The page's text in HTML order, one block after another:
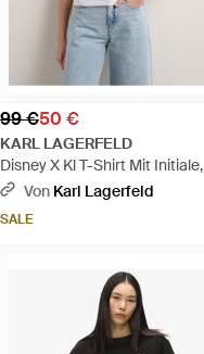
99 €50 €
KARL LAGERFELD
Disney X Kl T-Shirt Mit Initiale,
Damen, Größe - Mehrfarbig
Von Karl Lagerfeld
SALE